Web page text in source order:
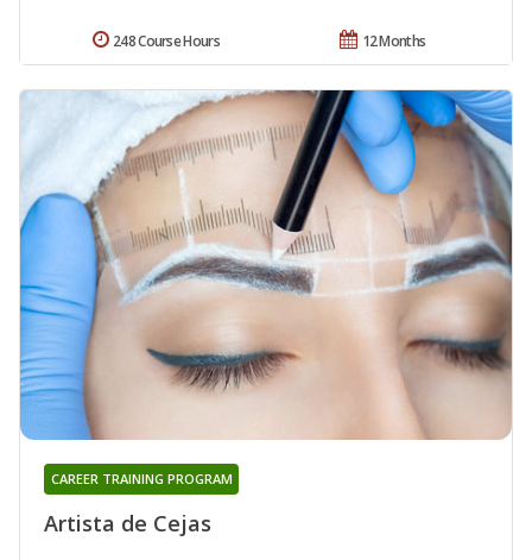
12 Months
248 Course Hours
Artista de Cejas
CAREER TRAINING PROGRAM